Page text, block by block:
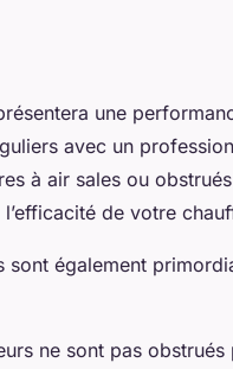
une
avec un
à air sales ou
de votre
sont également
ne sont pas obstrués